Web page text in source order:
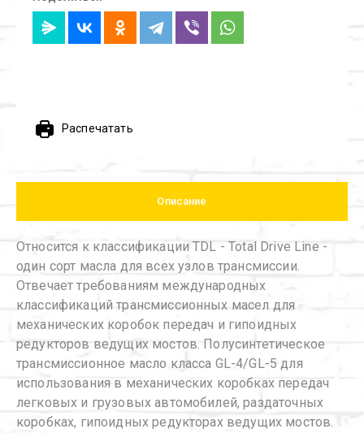
Распечатать
Описание
Относится к классификации TDL - Total Drive Line -
один сорт масла для всех узлов трансмиссии.
Отвечает требованиям международных
классификаций трансмиссионных масел для
механических коробок передач и гипоидных
редукторов ведущих мостов. Полусинтетическое
трансмиссионное масло класса GL-4/GL-5 для
использования в механических коробках передач
легковых и грузовых автомобилей, раздаточных
коробках, гипоидных редукторах ведущих мостов.